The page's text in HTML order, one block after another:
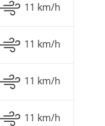
11 km/h
11 km/h
11 km/h
11 km/h